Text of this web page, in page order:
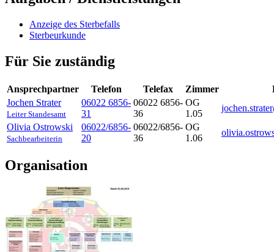
Anzeige des Sterbefalls
Sterbeurkunde
Für Sie zuständig
Ansprechpartner Telefon Telefax Zimmer
Jochen Strater
Leiter Standesamt
06022 6856-
31
06022 6856-
36
OG
1.05
Olivia Ostrowski
Sachbearbeiterin
06022/6856-
20
06022/6856-
36
OG
1.06
Organisation